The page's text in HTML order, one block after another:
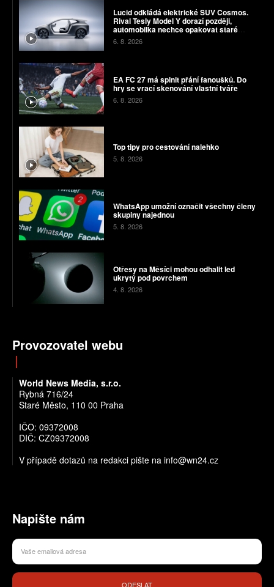
Lucid odkládá elektrické SUV Cosmos.
Rival Tesly Model Y dorazí později,
automobilka nechce opakovat staré
chyby
6. 8. 2026
EA FC 27 má splnit přání fanoušků. Do
hry se vrací skenování vlastní tváře
6. 8. 2026
Top tipy pro cestování nalehko
5. 8. 2026
WhatsApp umožní označit všechny členy
skupiny najednou
5. 8. 2026
Otřesy na Měsíci mohou odhalit led
ukrytý pod povrchem
4. 8. 2026
Provozovatel webu
World News Media, s.r.o.
Rybná 716/24
Staré Město, 110 00 Praha
IČO: 09372008
DIČ: CZ09372008
V případě dotazů na redakci pište na info@wn24.cz
Napište nám
ODESLAT